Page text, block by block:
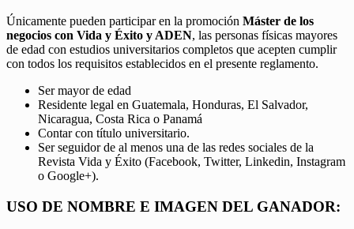
Únicamente pueden participar en la promoción Máster de los
negocios con Vida y Éxito y ADEN, las personas físicas mayores
de edad con estudios universitarios completos que acepten cumplir
con todos los requisitos establecidos en el presente reglamento.
Ser mayor de edad
Residente legal en Guatemala, Honduras, El Salvador,
Nicaragua, Costa Rica o Panamá
Contar con título universitario.
Ser seguidor de al menos una de las redes sociales de la
Revista Vida y Éxito (Facebook, Twitter, Linkedin, Instagram
o Google+).
USO DE NOMBRE E IMAGEN DEL GANADOR: